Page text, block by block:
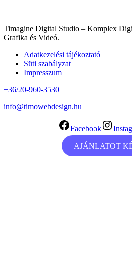
Timagine Digital Studio – Komplex
Grafika és Videó.
Adatkezelési tájékoztató
Süti szabályzat
Impresszum
+36/20-960-3530
info@timowebdesign.hu
Facebook
AJÁNLATOT